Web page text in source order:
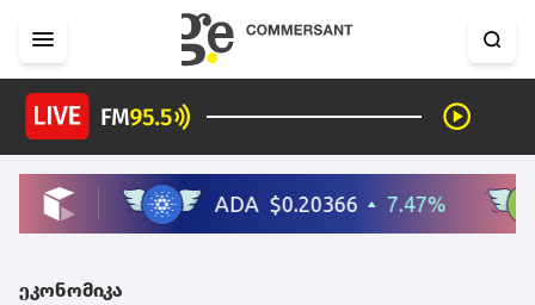
ეკონომიკა